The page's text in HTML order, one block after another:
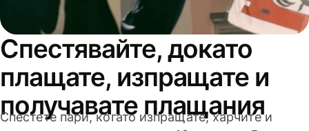
Спестявайте, докато
плащате, изпращате и
получавате плащания
Спестете пари, когато изпращате, харчите и